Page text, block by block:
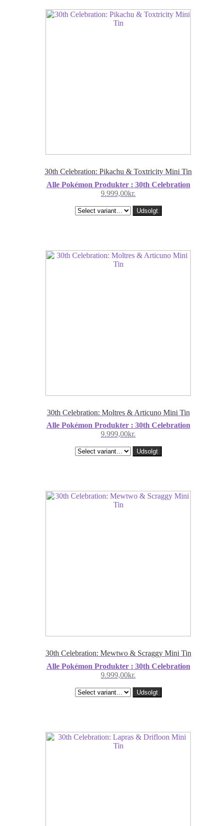
30th Celebration: Pikachu & Toxtricity Mini Tin
Alle Pokémon Produkter : 30th Celebration
9.999,00kr.
Udsolgt
30th Celebration: Moltres & Articuno Mini Tin
Alle Pokémon Produkter : 30th Celebration
9.999,00kr.
Udsolgt
30th Celebration: Mewtwo & Scraggy Mini Tin
Alle Pokémon Produkter : 30th Celebration
9.999,00kr.
Udsolgt